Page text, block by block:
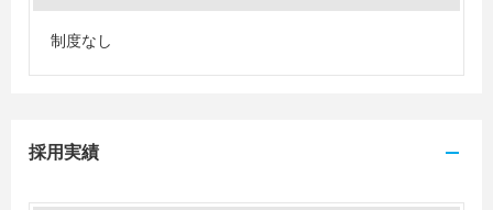
制度なし
採用実績